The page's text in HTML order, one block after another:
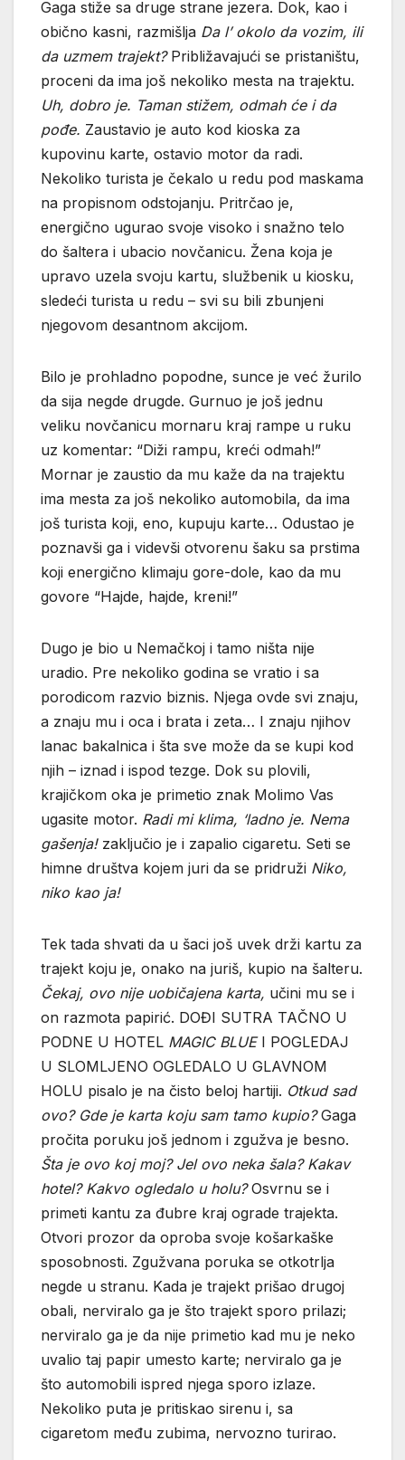
Gaga stiže sa druge strane jezera. Dok, kao i
obično kasni, razmišlja Da l’ okolo da vozim, ili
da uzmem trajekt?Približavajući se pristaništu,
proceni da ima još nekoliko mesta na trajektu.
Uh, dobro je. Taman stižem, odmah će i da
pođe. Zaustavio je auto kod kioska za
kupovinu karte, ostavio motor da radi.
Nekoliko turista je čekalo u redu pod maskama
na propisnom odstojanju. Pritrčao je,
energično ugurao svoje visoko i snažno telo
do šaltera i ubacio novčanicu. Žena koja je
upravo uzela svoju kartu, službenik u kiosku,
sledeći turista u redu – svi su bili zbunjeni
njegovom desantnom akcijom.
Bilo je prohladno popodne, sunce je već žurilo
da sija negde drugde. Gurnuo je još jednu
veliku novčanicu mornaru kraj rampe u ruku
uz komentar: “Diži rampu, kreći odmah!”
Mornar je zaustio da mu kaže da na trajektu
ima mesta za još nekoliko automobila, da ima
još turista koji, eno, kupuju karte… Odustao je
poznavši ga i videvši otvorenu šaku sa prstima
koji energično klimaju gore-dole, kao da mu
govore “Hajde, hajde, kreni!”
Dugo je bio u Nemačkoj i tamo ništa nije
uradio. Pre nekoliko godina se vratio i sa
porodicom razvio biznis. Njega ovde svi znaju,
a znaju mu i oca i brata i zeta… I znaju njihov
lanac bakalnica i šta sve može da se kupi kod
njih – iznad i ispod tezge. Dok su plovili,
krajičkom oka je primetio znak Molimo Vas
ugasite motor. Radi mi klima, ‘ladno je. Nema
gašenja!zaključio je i zapalio cigaretu. Seti se
himne društva kojem juri da se pridruži Niko,
niko kao ja!
Tek tada shvati da u šaci još uvek drži kartu za
trajekt koju je, onako na juriš, kupio na šalteru.
Čekaj, ovo nije uobičajena karta, učini mu se i
on razmota papirić. DOĐI SUTRA TAČNO U
PODNE U HOTEL MAGIC BLUEI POGLEDAJ
U SLOMLJENO OGLEDALO U GLAVNOM
HOLU pisalo je na čisto beloj hartiji. Otkud sad
ovo? Gde je karta koju sam tamo kupio?Gaga
pročita poruku još jednom i zgužva je besno.
Šta je ovo koj moj? Jel ovo neka šala? Kakav
hotel? Kakvo ogledalo u holu?Osvrnu se i
primeti kantu za đubre kraj ograde trajekta.
Otvori prozor da oproba svoje košarkaške
sposobnosti. Zgužvana poruka se otkotrlja
negde u stranu. Kada je trajekt prišao drugoj
obali, nerviralo ga je što trajekt sporo prilazi;
nerviralo ga je da nije primetio kad mu je neko
uvalio taj papir umesto karte; nerviralo ga je
što automobili ispred njega sporo izlaze.
Nekoliko puta je pritiskao sirenu i, sa
cigaretom među zubima, nervozno turirao.